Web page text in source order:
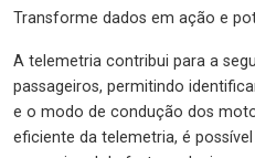
Transforme dados em ação e
A telemetria contribui para a
passageiros, permitindo
e o modo de condução dos
eficiente da telemetria, é